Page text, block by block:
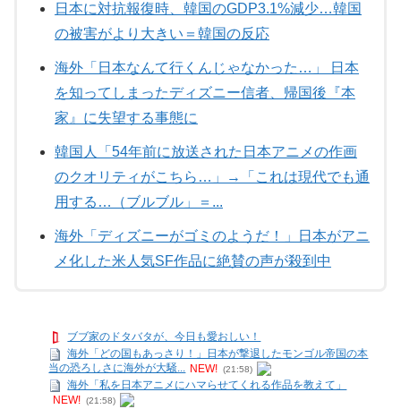
日本に対抗報復時、韓国のGDP3.1%減少…韓国
の被害がより大きい＝韓国の反応
海外「日本なんて行くんじゃなかった…」 日本
を知ってしまったディズニー信者、帰国後『本
家』に失望する事態に
韓国人「54年前に放送された日本アニメの作画
のクオリティがこちら…」→「これは現代でも通
用する…（ブルブル」＝...
海外「ディズニーがゴミのようだ！」日本がアニ
メ化した米人気SF作品に絶賛の声が殺到中
ブブ家のドタバタが、今日も愛おしい！
海外「どの国もあっさり！」日本が撃退したモンゴル帝国の本
当の恐ろしさに海外が大騒... NEW! (21:58)
海外「私を日本アニメにハマらせてくれる作品を教えて」
NEW! (21:58)